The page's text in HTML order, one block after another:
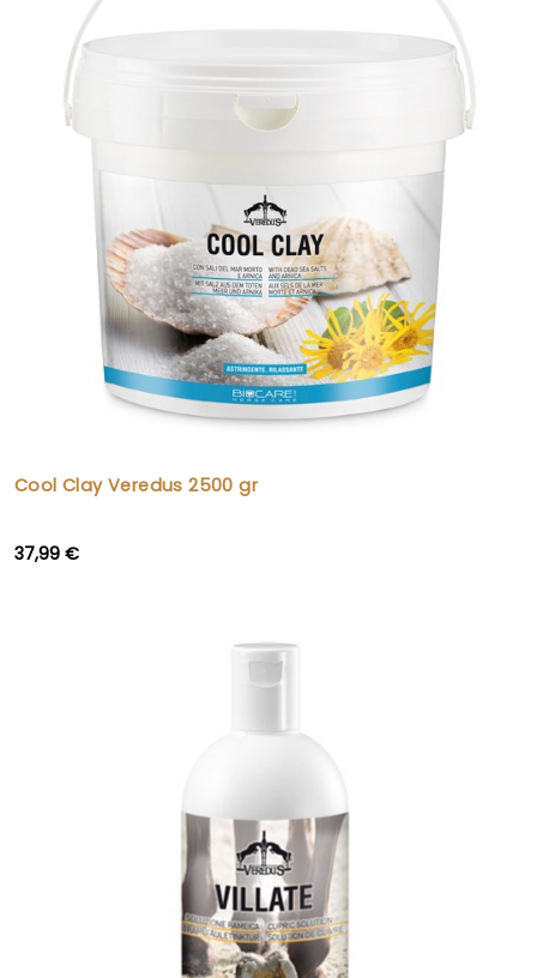
Cool Clay Veredus 2500 gr
37,99 €